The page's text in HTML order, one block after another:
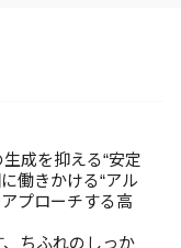
成を抑える“安定
働きかける“アル
プローチする高
ちふれのしっか